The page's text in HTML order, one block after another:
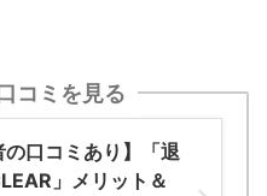
コミを見る
の口コミあり】「退
」メリット＆